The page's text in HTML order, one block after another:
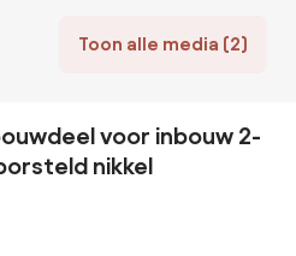
Toon alle media (2)
voor inbouw 2-
nikkel